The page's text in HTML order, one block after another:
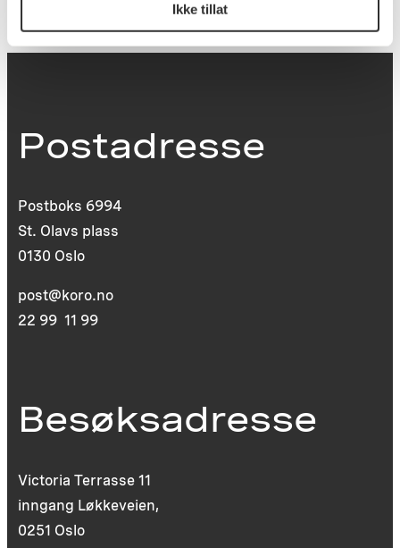
Ikke tillat
Postadresse
Postboks 6994
St. Olavs plass
0130 Oslo
post@koro.no
22 99 11 99
Besøksadresse
Victoria Terrasse 11
inngang Løkkeveien,
0251 Oslo